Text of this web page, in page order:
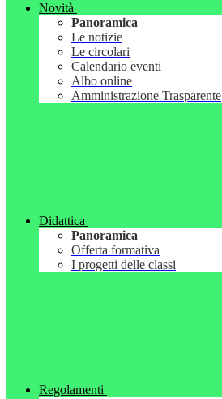
Novità
Panoramica
Le notizie
Le circolari
Calendario eventi
Albo online
Amministrazione Trasparente
Didattica
Panoramica
Offerta formativa
I progetti delle classi
Regolamenti